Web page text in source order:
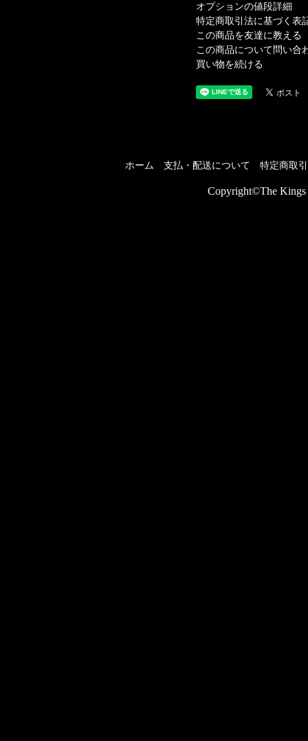
オプションの値段詳細
特定商取引法に基づく表
この商品を友達に教える
この商品について問い合
買い物を続ける
ホーム 支払・配送について 特定商取
Copyright©The Kings